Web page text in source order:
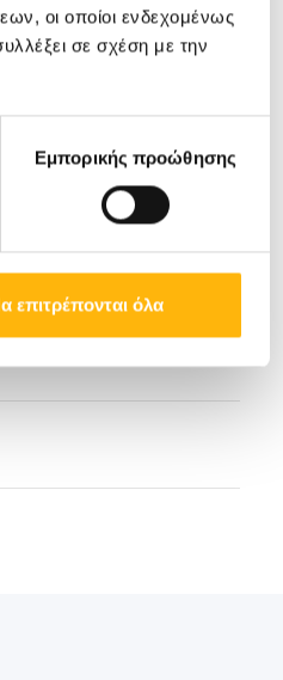
οι οποίοι ενδεχομένως
σε σχέση με την
Εμπορικής προώθησης
επιτρέπονται όλα